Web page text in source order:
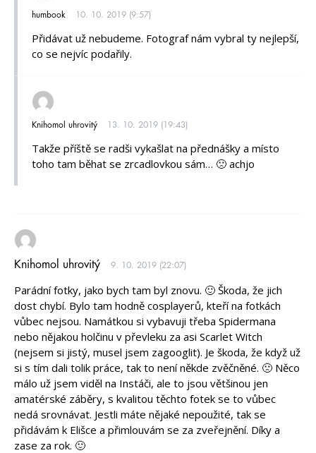
humbook 10. 10. 2019 (9:57)
Přidávat už nebudeme. Fotograf nám vybral ty nejlepší,
co se nejvíc podařily.
Knihomol uhrovitý 13. 10. 2019 (19:43)
Takže příště se radši vykašlat na přednášky a místo
toho tam běhat se zrcadlovkou sám… 🙁 achjo
Knihomol uhrovitý 9. 10. 2019 (22:07)
Parádní fotky, jako bych tam byl znovu. 🙂 Škoda, že jich
dost chybí. Bylo tam hodně cosplayerů, kteří na fotkách
vůbec nejsou. Namátkou si vybavuji třeba Spidermana
nebo nějakou holčinu v převleku za asi Scarlet Witch
(nejsem si jistý, musel jsem zagooglit). Je škoda, že když už
si s tím dali tolik práce, tak to není někde zvěčněné. 🙁 Něco
málo už jsem viděl na Instáči, ale to jsou většinou jen
amatérské záběry, s kvalitou těchto fotek se to vůbec
nedá srovnávat. Jestli máte nějaké nepoužité, tak se
přidávám k Elišce a přimlouvám se za zveřejnění. Díky a
zase za rok. 🙂